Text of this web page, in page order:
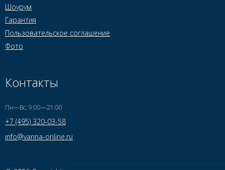
Шоурум
Гарантия
Пользовательское соглашение
Фото
Контакты
Пн—Вс, 9:00—21:00
+7 (495) 320-03-58
info@vanna-online.ru